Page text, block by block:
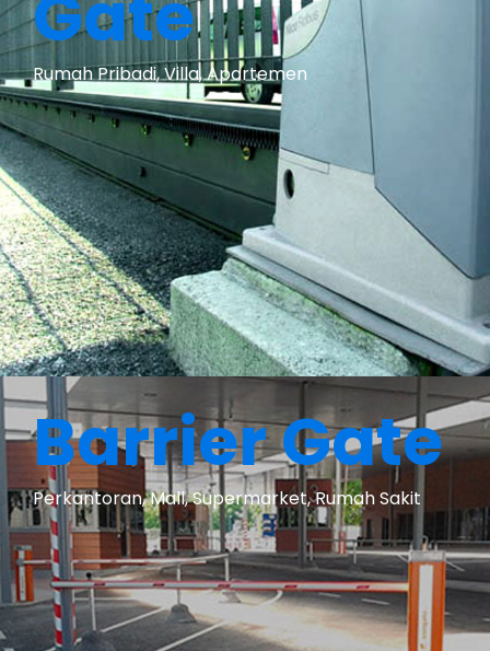
Rumah Pribadi, Villa, Apartemen
Barrier Gate
Perkantoran, Mall, Supermarket, Rumah Sakit